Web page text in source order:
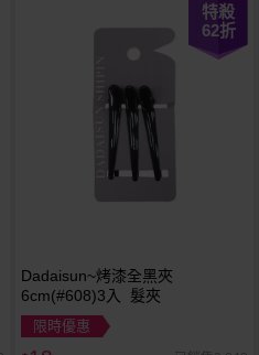
特殺
62折
Dadaisun~烤漆全黑夾
6cm(#608)3入 髮夾
限時優惠